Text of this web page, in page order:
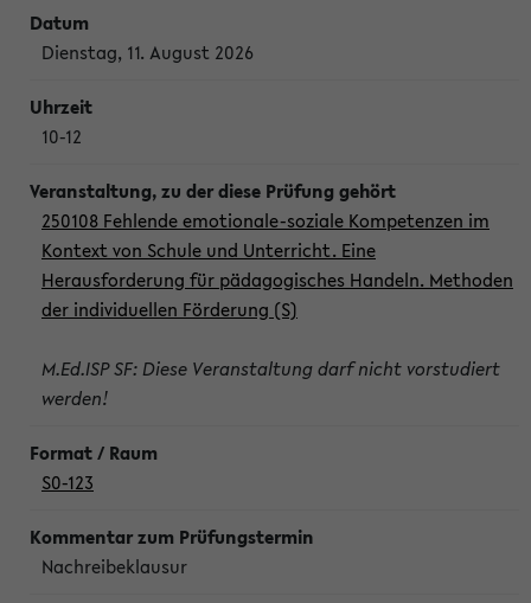
Dienstag, 11. August 2026
10-12
250108 Fehlende emotionale-soziale Kompetenzen im
Kontext von Schule und Unterricht. Eine
Herausforderung für pädagogisches Handeln. Methoden
der individuellen Förderung (S)
M.Ed.ISP SF: Diese Veranstaltung darf nicht vorstudiert
werden!
S0-123
Nachreibeklausur